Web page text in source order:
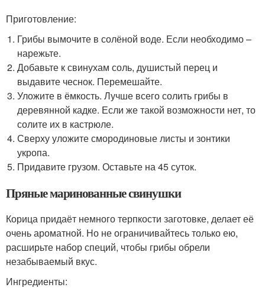
Приготовление:
Грибы вымочите в солёной воде. Если необходимо –
нарежьте.
Добавьте к свинухам соль, душистый перец и
выдавите чеснок. Перемешайте.
Уложите в ёмкость. Лучше всего солить грибы в
деревянной кадке. Если же такой возможности нет, то
солите их в кастрюле.
Сверху уложите смородиновые листы и зонтики
укропа.
Придавите грузом. Оставьте на 45 суток.
Пряные маринованные свинушки
Корица придаёт немного терпкости заготовке, делает её
очень ароматной. Но не ограничивайтесь только ею,
расширьте набор специй, чтобы грибы обрели
незабываемый вкус.
Ингредиенты: